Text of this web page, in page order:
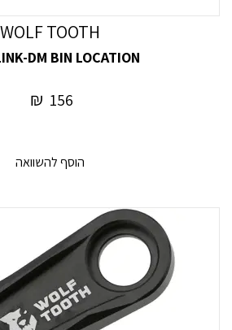
WOLF TOOTH
DM BIN LOCATION
156
₪
הוסף להשוואה